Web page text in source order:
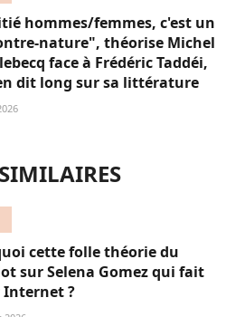
hommes/femmes, c'est un
nature", théorise Michel
face à Frédéric Taddéi,
dit long sur sa littérature
cette folle théorie du
sur Selena Gomez qui fait
Internet ?